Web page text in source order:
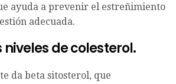
ayuda a prevenir el estreñimiento
adecuada.
niveles de colesterol.
da beta sitosterol, que